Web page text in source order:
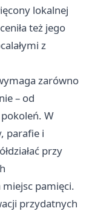
lokalnej
też jego
z
zarówno
– od
W
parafie i
przy
pamięci.
przydatnych